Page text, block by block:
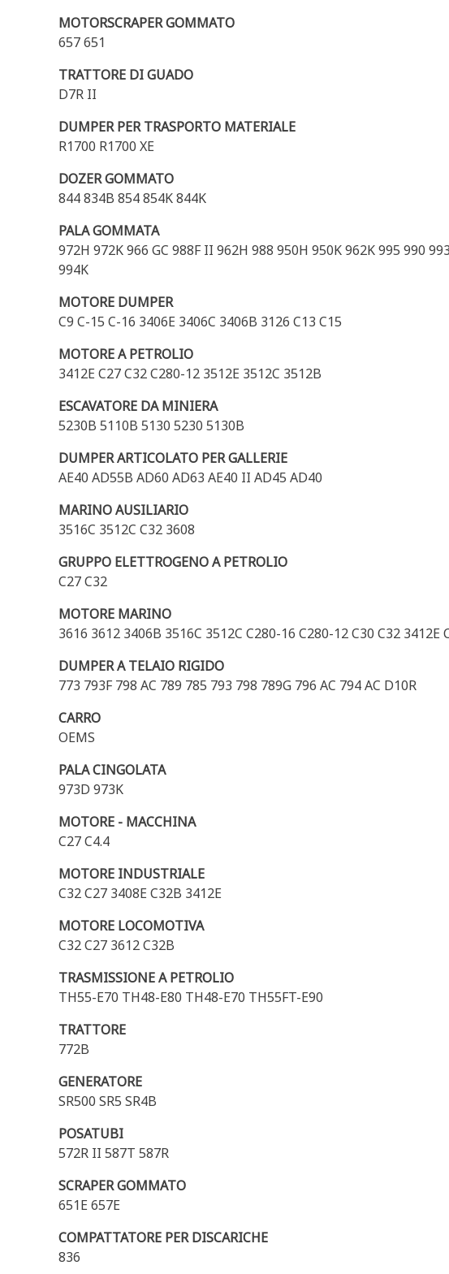
MOTORSCRAPER GOMMATO
657 651
TRATTORE DI GUADO
D7R II
DUMPER PER TRASPORTO MATERIALE
R1700 R1700 XE
DOZER GOMMATO
844 834B 854 854K 844K
PALA GOMMATA
972H 972K 966 GC 988F II 962H 988 950H 950K 962K 995 990
994K
MOTORE DUMPER
C9 C-15 C-16 3406E 3406C 3406B 3126 C13 C15
MOTORE A PETROLIO
3412E C27 C32 C280-12 3512E 3512C 3512B
ESCAVATORE DA MINIERA
5230B 5110B 5130 5230 5130B
DUMPER ARTICOLATO PER GALLERIE
AE40 AD55B AD60 AD63 AE40 II AD45 AD40
MARINO AUSILIARIO
3516C 3512C C32 3608
GRUPPO ELETTROGENO A PETROLIO
C27 C32
MOTORE MARINO
3616 3612 3406B 3516C 3512C C280-16 C280-12 C30 C32 3412E
DUMPER A TELAIO RIGIDO
773 793F 798 AC 789 785 793 798 789G 796 AC 794 AC D10R
CARRO
OEMS
PALA CINGOLATA
973D 973K
MOTORE - MACCHINA
C27 C4.4
MOTORE INDUSTRIALE
C32 C27 3408E C32B 3412E
MOTORE LOCOMOTIVA
C32 C27 3612 C32B
TRASMISSIONE A PETROLIO
TH55-E70 TH48-E80 TH48-E70 TH55FT-E90
TRATTORE
772B
GENERATORE
SR500 SR5 SR4B
POSATUBI
572R II 587T 587R
SCRAPER GOMMATO
651E 657E
COMPATTATORE PER DISCARICHE
836